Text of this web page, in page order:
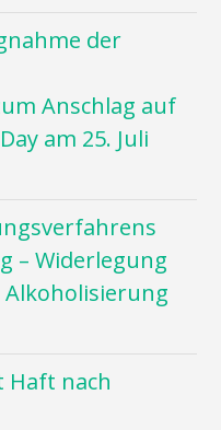
der
Anschlag auf
am 25. Juli
– Widerlegung
Haft nach